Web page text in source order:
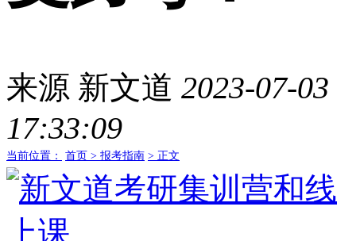
来源 新文道 2023-07-03
17:33:09
当前位置： 首页 > 报考指南 > 正文